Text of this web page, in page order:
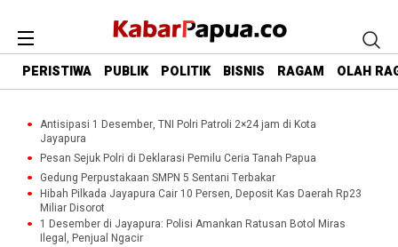
PERISTIWA PUBLIK POLITIK BISNIS RAGAM OLAH
Antisipasi 1 Desember, TNI Polri Patroli 2×24 jam di Kota
Jayapura
Pesan Sejuk Polri di Deklarasi Pemilu Ceria Tanah Papua
Gedung Perpustakaan SMPN 5 Sentani Terbakar
Hibah Pilkada Jayapura Cair 10 Persen, Deposit Kas Daerah Rp23
Miliar Disorot
1 Desember di Jayapura: Polisi Amankan Ratusan Botol Miras
Ilegal, Penjual Ngacir